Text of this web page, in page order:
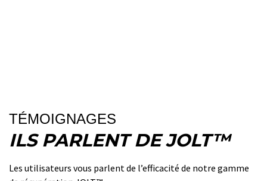
TÉMOIGNAGES
ILS PARLENT DE JOLT™
Les utilisateurs vous parlent de l’efficacité de notre gamme